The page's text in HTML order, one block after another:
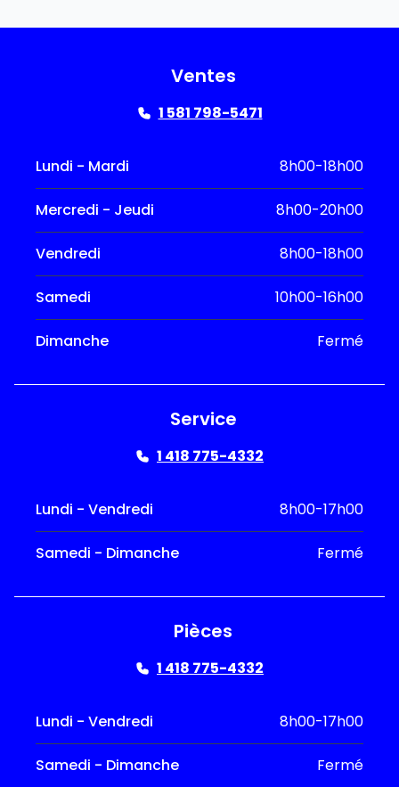
Ventes
1 581 798-5471
Lundi - Mardi 8h00-18h00
Mercredi - Jeudi 8h00-20h00
Vendredi 8h00-18h00
Samedi 10h00-16h00
Dimanche Fermé
Service
1 418 775-4332
Lundi - Vendredi 8h00-17h00
Samedi - Dimanche Fermé
Pièces
1 418 775-4332
Lundi - Vendredi 8h00-17h00
Samedi - Dimanche Fermé